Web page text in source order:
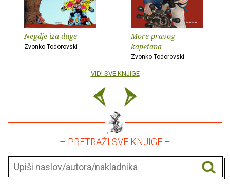
Negdje iza duge
Zvonko Todorovski
More pravog
kapetana
Zvonko Todorovski
VIDI SVE KNJIGE
– PRETRAŽI SVE KNJIGE –